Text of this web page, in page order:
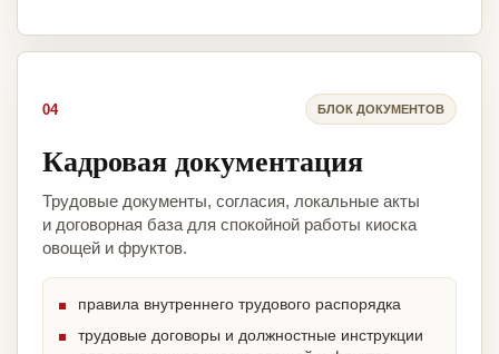
04 БЛОК ДОКУМЕНТОВ
Кадровая документация
Трудовые документы, согласия, локальные акты
и договорная база для спокойной работы киоска
овощей и фруктов.
правила внутреннего трудового распорядка
трудовые договоры и должностные инструкции